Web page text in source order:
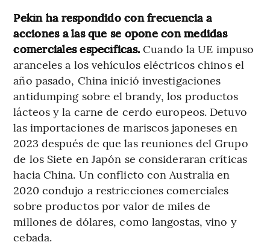
Pekín ha respondido con frecuencia a
acciones a las que se opone con medidas
comerciales específicas. Cuando la UE impuso
aranceles a los vehículos eléctricos chinos el
año pasado, China inició investigaciones
antidumping sobre el brandy, los productos
lácteos y la carne de cerdo europeos. Detuvo
las importaciones de mariscos japoneses en
2023 después de que las reuniones del Grupo
de los Siete en Japón se consideraran críticas
hacia China. Un conflicto con Australia en
2020 condujo a restricciones comerciales
sobre productos por valor de miles de
millones de dólares, como langostas, vino y
cebada.